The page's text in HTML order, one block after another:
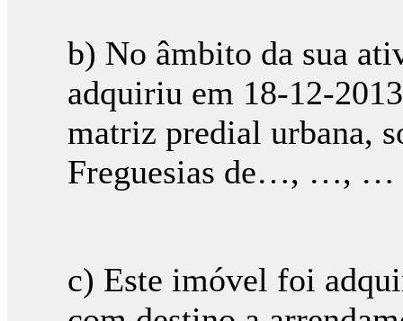
b) No âmbito da sua
adquiriu em 18-12-
matriz predial urbana,
Freguesias de…, …, …
c) Este imóvel foi